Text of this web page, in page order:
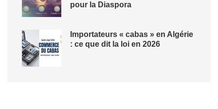
pour la Diaspora
Importateurs « cabas » en Algérie
: ce que dit la loi en 2026